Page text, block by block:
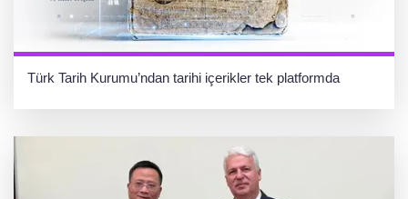
Türk Tarih Kurumu’ndan tarihi içerikler tek platformda